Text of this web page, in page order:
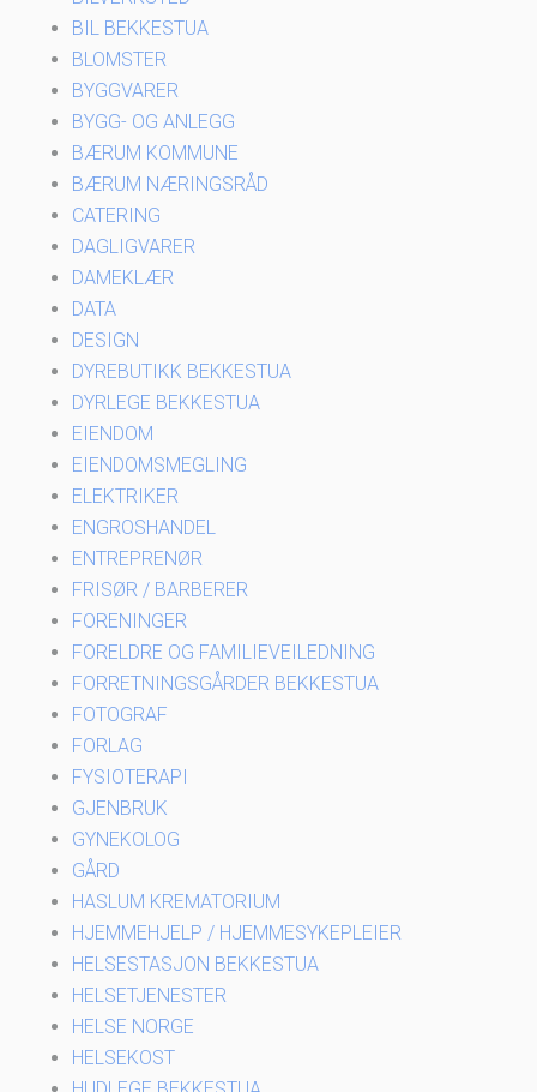
BIL BEKKESTUA
BLOMSTER
BYGGVARER
BYGG- OG ANLEGG
BÆRUM KOMMUNE
BÆRUM NÆRINGSRÅD
CATERING
DAGLIGVARER
DAMEKLÆR
DATA
DESIGN
DYREBUTIKK BEKKESTUA
DYRLEGE BEKKESTUA
EIENDOM
EIENDOMSMEGLING
ELEKTRIKER
ENGROSHANDEL
ENTREPRENØR
FRISØR / BARBERER
FORENINGER
FORELDRE OG FAMILIEVEILEDNING
FORRETNINGSGÅRDER BEKKESTUA
FOTOGRAF
FORLAG
FYSIOTERAPI
GJENBRUK
GYNEKOLOG
GÅRD
HASLUM KREMATORIUM
HJEMMEHJELP / HJEMMESYKEPLEIER
HELSESTASJON BEKKESTUA
HELSETJENESTER
HELSE NORGE
HELSEKOST